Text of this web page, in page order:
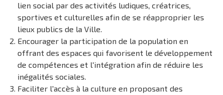
lien social par des activités ludiques, créatrices,
sportives et culturelles afin de se réapproprier les
lieux publics de la Ville.
Encourager la participation de la population en
offrant des espaces qui favorisent le développement
de compétences et l'intégration afin de réduire les
inégalités sociales.
Faciliter l'accès à la culture en proposant des